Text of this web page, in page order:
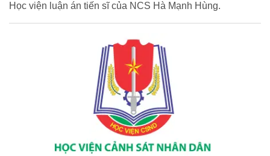
Học viện luận án tiến sĩ của NCS Hà Mạnh Hùng.